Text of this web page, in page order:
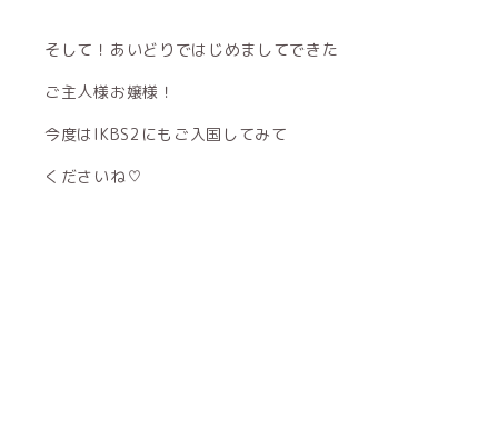
そして！あいどりではじめましてできた
ご主人様お嬢様！
今度はIKBS2にもご入国してみて
くださいね♡